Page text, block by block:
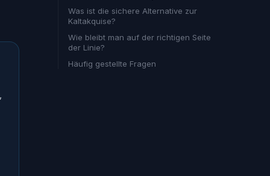
Was ist die sichere Alternative zur
Kaltakquise?
Wie bleibt man auf der richtigen Seite
der Linie?
Häufig gestellte Fragen